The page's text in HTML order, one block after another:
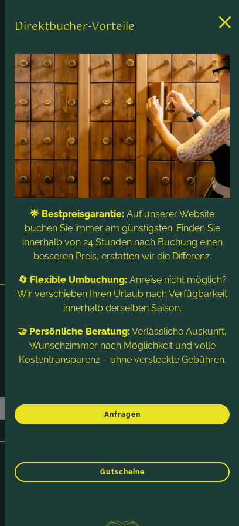
Kontakt & Service
Direktbucher-Vorteile
🌟 Bestpreisgarantie: Auf unserer Website
buchen Sie immer am günstigsten. Finden Sie
innerhalb von 24 Stunden nach Buchung einen
besseren Preis, erstatten wir die Differenz.
🔄 Flexible Umbuchung:Anreise nicht möglich?
Wir verschieben Ihren Urlaub nach Verfügbarkeit
innerhalb derselben Saison.
🤝 Persönliche Beratung:Verlässliche Auskunft,
Wunschzimmer nach Möglichkeit und volle
Kostentransparenz – ohne versteckte Gebühren.
Anfragen
Gutscheine